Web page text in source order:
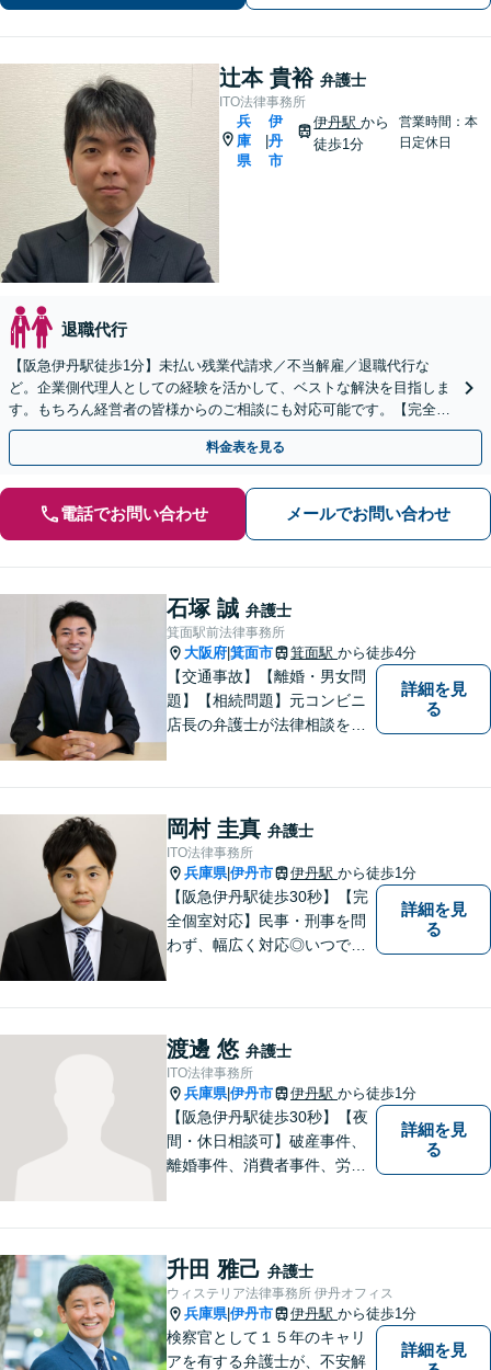
ール相談初回無料】【休日夜間対応
可】
辻本 貴裕 弁護士
ITO法律事務所
兵
庫
県
伊
丹
市
伊丹駅から
徒歩1分
営業時間：本
日定休日
退職代行
【阪急伊丹駅徒歩1分】未払い残業代請求／不当解雇／退職代行な
ど。企業側代理人としての経験を活かして、ベストな解決を目指しま
す。もちろん経営者の皆様からのご相談にも対応可能です。【完全個
室対応】
料金表を見る
電話でお問い合わせ メールでお問い合わせ
石塚 誠 弁護士
箕面駅前法律事務所
大阪府 箕面市 箕面駅 から徒歩4分
【交通事故】【離婚・男女問
題】【相続問題】元コンビニ
店長の弁護士が法律相談を承
詳細を見
る
岡村 圭真 弁護士
ITO法律事務所
兵庫県|伊丹市 伊丹駅 から徒歩1分
【阪急伊丹駅徒歩30秒】【完
全個室対応】民事・刑事を問
わず、幅広く対応◎いつでも
れず、尽力してまいります。
【メーカー法務経験あり】
詳細を見
る
渡邊 悠 弁護士
ITO法律事務所
兵庫県|伊丹市 伊丹駅 から徒歩1分
【阪急伊丹駅徒歩30秒】【夜
間・休日相談可】破産事件、
離婚事件、消費者事件、労働
してまいります。まずは一度
ご相談ください【完全個室】
【法テラス利用可】
詳細を見
る
升田 雅己 弁護士
ウィステリア法律事務所 伊丹オフィス
兵庫県|伊丹市 伊丹駅 から徒歩1分
検察官として１５年のキャリ
アを有する弁護士が、不安解
詳細を見